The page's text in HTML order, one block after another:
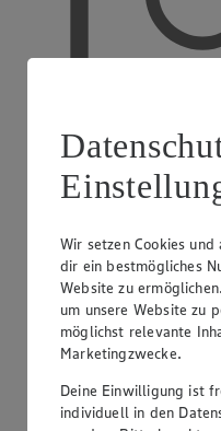
PAYBACK
Wir setzen Cookies
dir ein bestmögliches
Website zu
um unsere Website zu
möglichst relevante
Marketingzwecke.
Deine Einwilligung ist
individuell in den